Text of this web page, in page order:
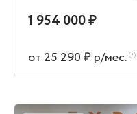
1 954 000 ₽
от 25 290 ₽ р/мес.